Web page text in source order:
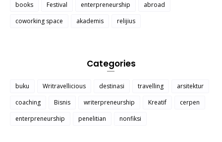
books
Festival enterpreneurship
abroad
coworking space
akademis relijius
Categories
buku Writravellicious destinasi travelling
arsitektur
coaching
Bisnis writerpreneurship Kreatif
cerpen
enterpreneurship
penelitian nonfiksi